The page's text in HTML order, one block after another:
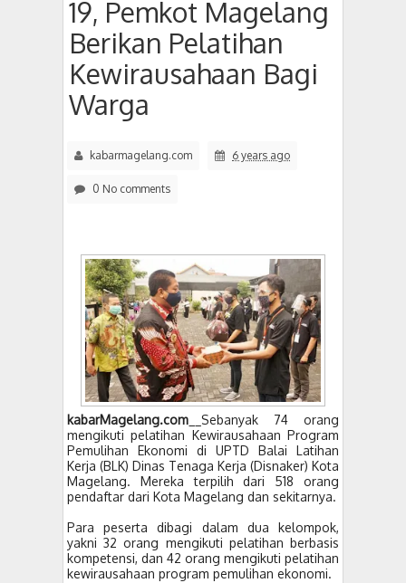
19, Pemkot Magelang
Berikan Pelatihan
Kewirausahaan Bagi
Warga
kabarmagelang.com 6 years ago
0 No comments
kabarMagelang.com __Sebanyak 74 orang
mengikuti pelatihan Kewirausahaan Program
Pemulihan Ekonomi di UPTD Balai Latihan
Kerja (BLK) Dinas Tenaga Kerja (Disnaker) Kota
Magelang. Mereka terpilih dari 518 orang
pendaftar dari Kota Magelang dan sekitarnya.
Para peserta dibagi dalam dua kelompok,
yakni 32 orang mengikuti pelatihan berbasis
kompetensi, dan 42 orang mengikuti pelatihan
kewirausahaan program pemulihan ekonomi.